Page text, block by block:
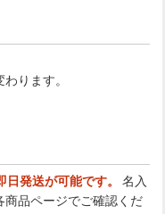
ります。
発送が可能です。
名入
品ページでご確認くだ